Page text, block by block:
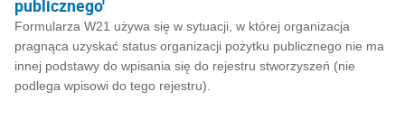
publicznego'
Formularza W21 używa się w sytuacji, w której organizacja
pragnąca uzyskać status organizacji pożytku publicznego nie ma
innej podstawy do wpisania się do rejestru stworzyszeń (nie
podlega wpisowi do tego rejestru).